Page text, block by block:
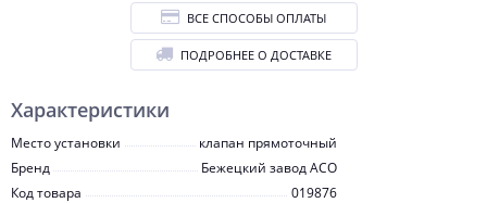
Характеристики
Место установки
клапан прямоточный
Бренд
Бежецкий завод АСО
Код товара
019876
ВСЕ СПОСОБЫ ОПЛАТЫ
ПОДРОБНЕЕ О ДОСТАВКЕ